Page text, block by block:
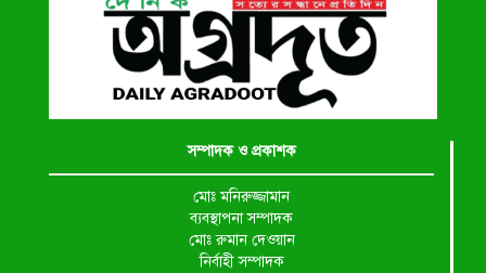
সম্পাদক ও প্রকাশক
মোঃ মনিরুজ্জামান
ব্যবস্থাপনা সম্পাদক
মোঃ রুমান দেওয়ান
নির্বাহী সম্পাদক